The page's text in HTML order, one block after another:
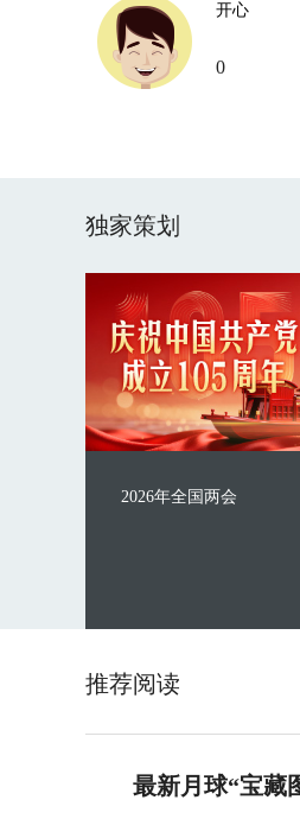
开心
0
独家策划
2026年全国两会
推荐阅读
最新月球“宝藏